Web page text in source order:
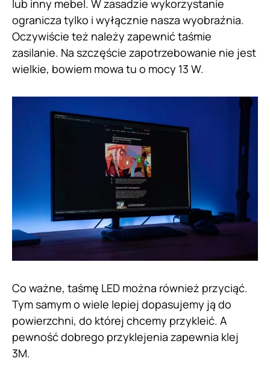
lub inny mebel. W zasadzie wykorzystanie
ogranicza tylko i wyłącznie nasza wyobraźnia.
Oczywiście też należy zapewnić taśmie
zasilanie. Na szczęście zapotrzebowanie nie jest
wielkie, bowiem mowa tu o mocy 13 W.
Co ważne, taśmę LED można również przyciąć.
Tym samym o wiele lepiej dopasujemy ją do
powierzchni, do której chcemy przykleić. A
pewność dobrego przyklejenia zapewnia klej
3M.